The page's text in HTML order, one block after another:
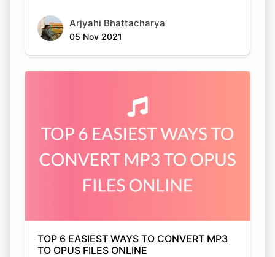
Arjyahi Bhattacharya
05 Nov 2021
TOP 6 EASIEST WAYS TO CONVERT MP3
TO OPUS FILES ONLINE